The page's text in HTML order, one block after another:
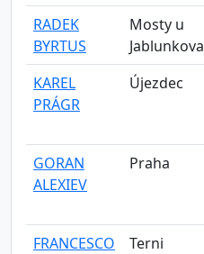
RADEK
BYRTUS
Mosty u
Jablunkova
KAREL
PRÁGR
Újezdec
GORAN
ALEXIEV
Praha
FRANCESCO
Terni